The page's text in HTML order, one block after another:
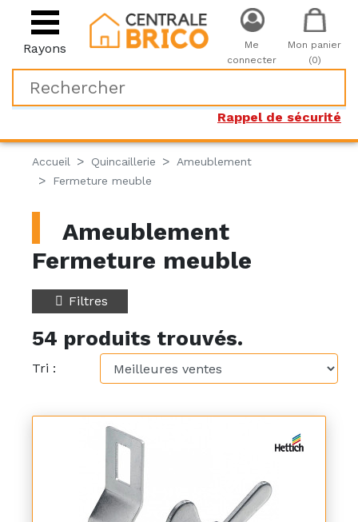
Rayons
Rappel de sécurité
Me
connecter
Mon panier
(0)
Accueil Quincaillerie
Ameublement
Fermeture meuble
Ameublement
Fermeture meuble
Filtres
54 produits trouvés.
Tri :